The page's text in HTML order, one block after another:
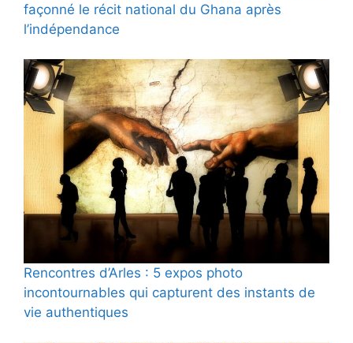
façonné le récit national du Ghana après
l’indépendance
Rencontres d’Arles : 5 expos photo
incontournables qui capturent des instants de
vie authentiques